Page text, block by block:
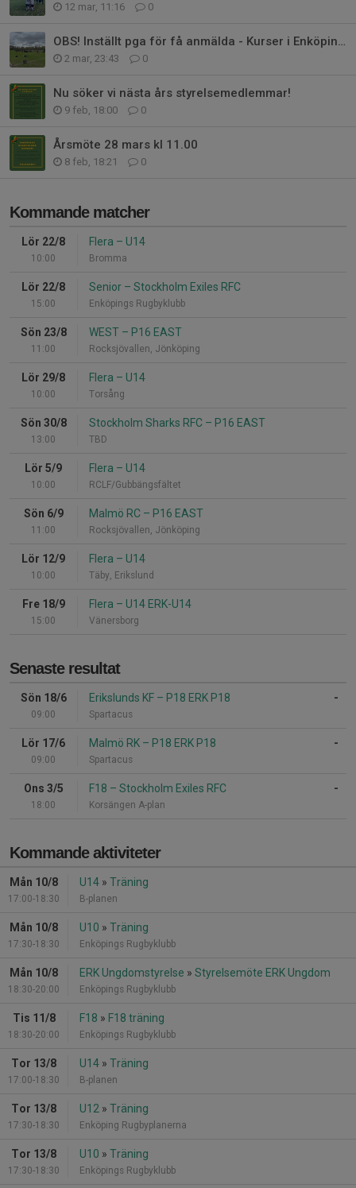
12 mar, 11:16 0
OBS! Inställt pga för få anmälda - Kurser i Enköping!
2 mar, 23:43 0
Nu söker vi nästa års styrelsemedlemmar!
9 feb, 18:00 0
Årsmöte 28 mars kl 11.00
8 feb, 18:21 0
Kommande matcher
Lör 22/8
10:00
Flera – U14
Bromma
Lör 22/8
15:00
Senior – Stockholm Exiles RFC
Enköpings Rugbyklubb
Sön 23/8
11:00
WEST – P16 EAST
Rocksjövallen, Jönköping
Lör 29/8
10:00
Flera – U14
Torsång
Sön 30/8
13:00
Stockholm Sharks RFC – P16 EAST
TBD
Lör 5/9
10:00
Flera – U14
RCLF/Gubbängsfältet
Sön 6/9
11:00
Malmö RC – P16 EAST
Rocksjövallen, Jönköping
Lör 12/9
10:00
Flera – U14
Täby, Erikslund
Fre 18/9
15:00
Flera – U14 ERK-U14
Vänersborg
Senaste resultat
Sön 18/6
09:00
Erikslunds KF – P18 ERK P18
Spartacus
-
Lör 17/6
09:00
Malmö RK – P18 ERK P18
Spartacus
-
Ons 3/5
18:00
F18 – Stockholm Exiles RFC
Korsängen A-plan
-
Kommande aktiviteter
Mån 10/8
17:00-18:30
U14 » Träning
B-planen
Mån 10/8
17:30-18:30
U10 » Träning
Enköpings Rugbyklubb
Mån 10/8
18:30-20:00
ERK Ungdomstyrelse » Styrelsemöte ERK Ungdom
Enköpings Rugbyklubb
Tis 11/8
18:30-20:00
F18 » F18 träning
Enköpings Rugbyklubb
Tor 13/8
17:00-18:30
U14 » Träning
B-planen
Tor 13/8
17:30-18:30
U12 » Träning
Enköping Rugbyplanerna
Tor 13/8
17:30-18:30
U10 » Träning
Enköpings Rugbyklubb